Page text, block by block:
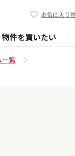
お気に入り
物件を買いたい
一覧